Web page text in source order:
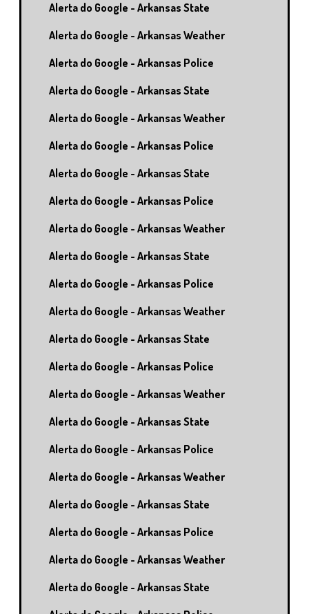
Alerta do Google - Arkansas State
Alerta do Google - Arkansas Weather
Alerta do Google - Arkansas Police
Alerta do Google - Arkansas State
Alerta do Google - Arkansas Weather
Alerta do Google - Arkansas Police
Alerta do Google - Arkansas State
Alerta do Google - Arkansas Police
Alerta do Google - Arkansas Weather
Alerta do Google - Arkansas State
Alerta do Google - Arkansas Police
Alerta do Google - Arkansas Weather
Alerta do Google - Arkansas State
Alerta do Google - Arkansas Police
Alerta do Google - Arkansas Weather
Alerta do Google - Arkansas State
Alerta do Google - Arkansas Police
Alerta do Google - Arkansas Weather
Alerta do Google - Arkansas State
Alerta do Google - Arkansas Police
Alerta do Google - Arkansas Weather
Alerta do Google - Arkansas State